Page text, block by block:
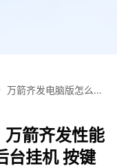
万箭齐发电脑版怎么
台挂机 按键设置教程
万箭齐发性能
台挂机 按键